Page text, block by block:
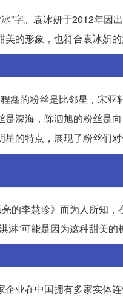
”字。袁冰妍于2012年因
的形象，也符合袁冰妍的
鑫的粉丝是比邻星，宋
深海，陈泗旭的粉丝是
的特点，展现了粉丝们对
的李慧珍》而为人所知，
淋”可能是因为这种甜美的
业在中国拥有多家实体